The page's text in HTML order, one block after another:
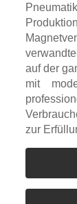
auf der
mit
zur